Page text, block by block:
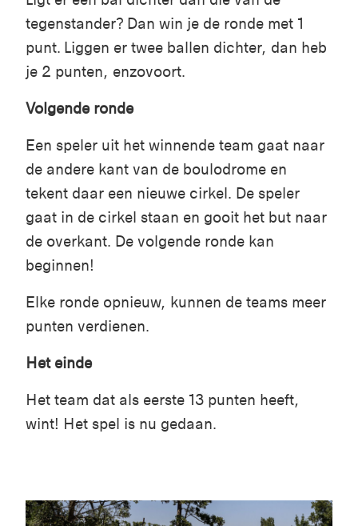
tegenstander? Dan win je de ronde met 1
punt. Liggen er twee ballen dichter, dan heb
je 2 punten, enzovoort.
Volgende ronde
Een speler uit het winnende team gaat naar
de andere kant van de boulodrome en
tekent daar een nieuwe cirkel. De speler
gaat in de cirkel staan en gooit het but naar
de overkant. De volgende ronde kan
beginnen!
Elke ronde opnieuw, kunnen de teams meer
punten verdienen.
Het einde
Het team dat als eerste 13 punten heeft,
wint! Het spel is nu gedaan.